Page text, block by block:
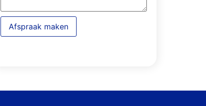
Afspraak maken